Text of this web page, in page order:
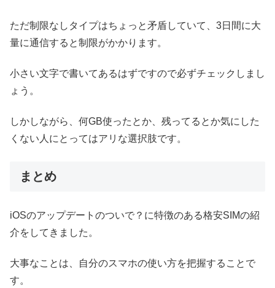
ただ制限なしタイプはちょっと矛盾していて、3日間に大
量に通信すると制限がかかります。
小さい文字で書いてあるはずですので必ずチェックしまし
ょう。
しかしながら、何GB使ったとか、残ってるとか気にした
くない人にとってはアリな選択肢です。
まとめ
iOSのアップデートのついで？に特徴のある格安SIMの紹
介をしてきました。
大事なことは、自分のスマホの使い方を把握することで
す。